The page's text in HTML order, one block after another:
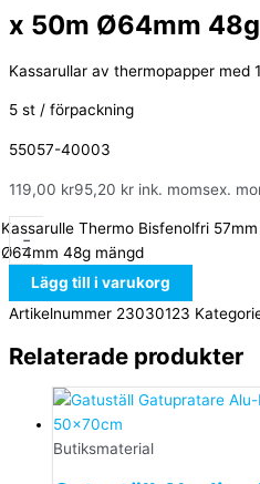
x 50m Ø64mm 48g
Kassarullar av thermopapper med
5 st / förpackning
55057-40003
119,00 kr95,20 kr ink. momsex.
-
Kassarulle Thermo Bisfenolfri
Ø64mm 48g mängd
Lägg till i varukorg
Artikelnummer 23030123
Relaterade produkter
Butiksmaterial